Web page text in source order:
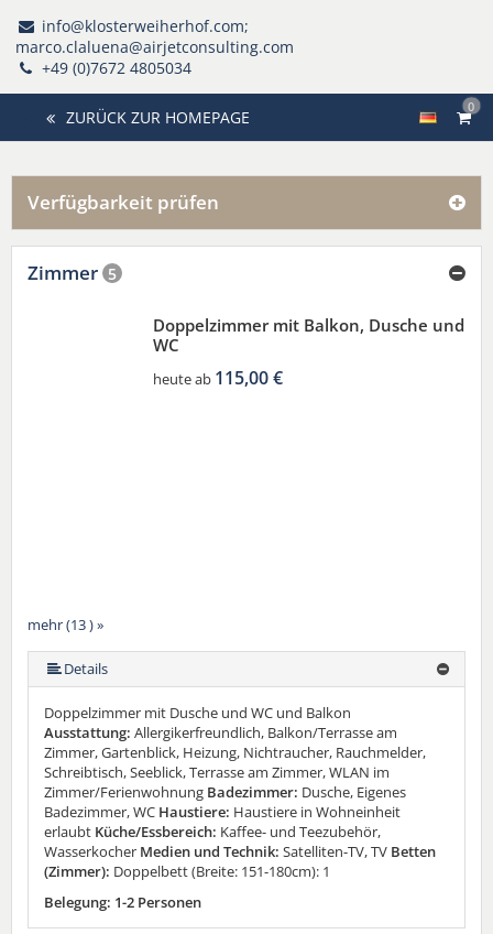
info@klosterweiherhof.com;
marco.claluena@airjetconsulting.com
+49 (0)7672 4805034
0
ZURÜCK ZUR HOMEPAGE
Verfügbarkeit prüfen
Zimmer 5
mehr (13 ) »
mehr (13 ) »
mehr (13 ) »
mehr (13 ) »
mehr (13 ) »
mehr (13 ) »
mehr (13 ) »
mehr (13 ) »
mehr (13 ) »
mehr (13 ) »
Doppelzimmer mit Balkon, Dusche und
WC
heute ab 115,00 €
Details
Doppelzimmer mit Dusche und WC und Balkon
Ausstattung: Allergikerfreundlich, Balkon/Terrasse am
Zimmer, Gartenblick, Heizung, Nichtraucher, Rauchmelder,
Schreibtisch, Seeblick, Terrasse am Zimmer, WLAN im
Zimmer/Ferienwohnung Badezimmer: Dusche, Eigenes
Badezimmer, WC Haustiere: Haustiere in Wohneinheit
erlaubt Küche/Essbereich: Kaffee- und Teezubehör,
Wasserkocher Medien und Technik: Satelliten-TV, TV Betten
(Zimmer): Doppelbett (Breite: 151-180cm): 1
Belegung: 1-2 Personen